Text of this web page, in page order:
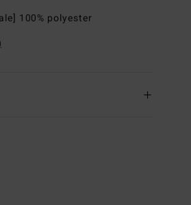
100% polyester